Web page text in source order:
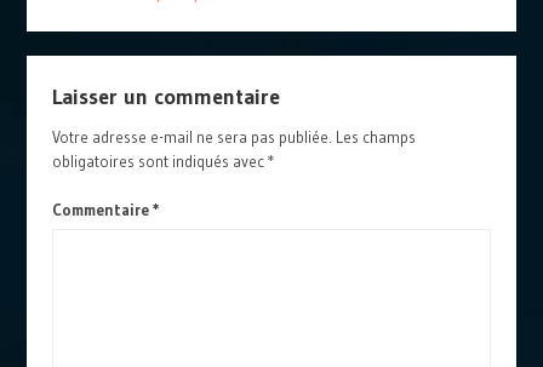
Laisser un commentaire
Votre adresse e-mail ne sera pas publiée. Les champs
obligatoires sont indiqués avec*
Commentaire*